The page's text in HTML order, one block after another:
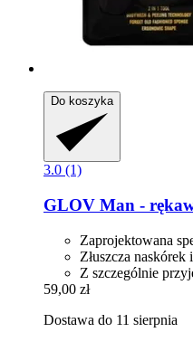
Do koszyka
3.0 (1)
GLOV Man -​
Zaprojektowana
Złuszcza naskórek
Z szczególnie
59,00 zł
Dostawa do 11 sierpnia